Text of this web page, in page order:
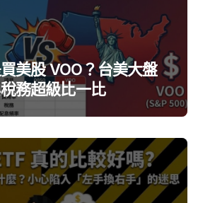
美股 VOO？台美大盤
務超級比一比